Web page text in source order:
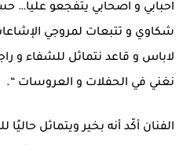
احبابي و اصحابي يتفجعو عليا…
شكاوي و تتبعات لمروجي
لاباس و قاعد نتماثل للشفاء و
نغني في الحفلات و العروسات “.
الفنان أكّد أنه بخير ويتماثل